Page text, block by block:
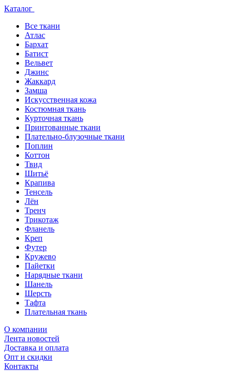
Каталог
Все ткани
Атлас
Бархат
Батист
Вельвет
Джинс
Жаккард
Замша
Искусственная кожа
Костюмная ткань
Курточная ткань
Принтованные ткани
Плательно-блузочные ткани
Поплин
Коттон
Твид
Шитьё
Крапива
Тенсель
Лён
Тренч
Трикотаж
Фланель
Креп
Футер
Кружево
Пайетки
Нарядные ткани
Шанель
Шерсть
Тафта
Плательная ткань
О компании
Лента новостей
Доставка и оплата
Опт и скидки
Контакты